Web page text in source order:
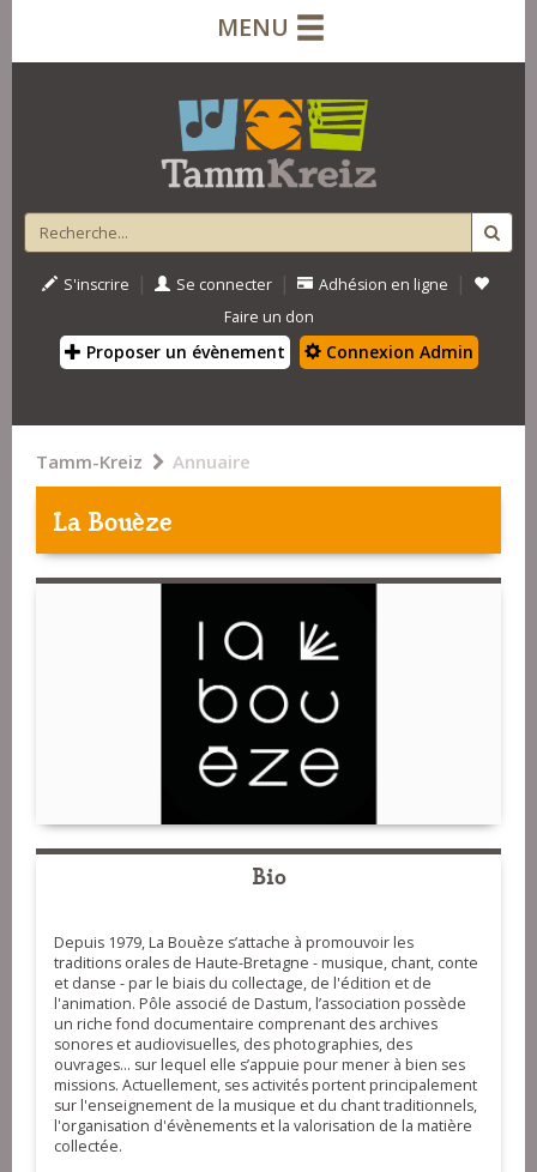
MENU
S'inscrire | Se connecter | Adhésion en ligne |
Faire un don
Proposer un évènement Connexion Admin
Tamm-Kreiz Annuaire
La Bouèze
Bio
Depuis 1979, La Bouèze s’attache à promouvoir les
traditions orales de Haute-Bretagne - musique, chant, conte
et danse - par le biais du collectage, de l'édition et de
l'animation. Pôle associé de Dastum, l’association possède
un riche fond documentaire comprenant des archives
sonores et audiovisuelles, des photographies, des
ouvrages... sur lequel elle s’appuie pour mener à bien ses
missions. Actuellement, ses activités portent principalement
sur l'enseignement de la musique et du chant traditionnels,
l'organisation d'évènements et la valorisation de la matière
collectée.